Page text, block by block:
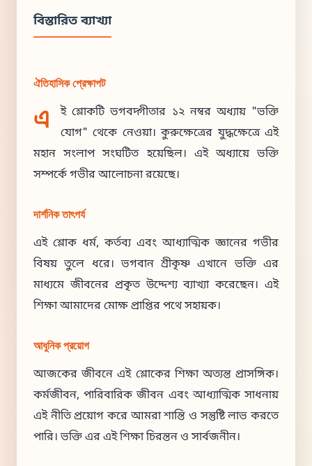
বিস্তারিত ব্যাখ্যা
ঐতিহাসিক প্রেক্ষাপট
এ
ই শ্লোকটি ভগবদ্গীতার ১২ নম্বর অধ্যায় "ভক্তি
যোগ" থেকে নেওয়া। কুরুক্ষেত্রের যুদ্ধক্ষেত্রে এই
মহান সংলাপ সংঘটিত হয়েছিল। এই অধ্যায়ে ভক্তি
সম্পর্কে গভীর আলোচনা রয়েছে।
দার্শনিক তাৎপর্য
এই শ্লোক ধর্ম, কর্তব্য এবং আধ্যাত্মিক জ্ঞানের গভীর
বিষয় তুলে ধরে। ভগবান শ্রীকৃষ্ণ এখানে ভক্তি এর
মাধ্যমে জীবনের প্রকৃত উদ্দেশ্য ব্যাখ্যা করেছেন। এই
শিক্ষা আমাদের মোক্ষ প্রাপ্তির পথে সহায়ক।
আধুনিক প্রয়োগ
আজকের জীবনে এই শ্লোকের শিক্ষা অত্যন্ত প্রাসঙ্গিক।
কর্মজীবন, পারিবারিক জীবন এবং আধ্যাত্মিক সাধনায়
এই নীতি প্রয়োগ করে আমরা শান্তি ও সন্তুষ্টি লাভ করতে
পারি। ভক্তি এর এই শিক্ষা চিরন্তন ও সার্বজনীন।